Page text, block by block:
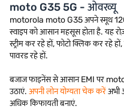
moto G35 5G - ओवरव्यू
motorola moto G35 अपने स्मूथ
स्वाइप को आसान महसूस होता है. यह
स्ट्रीम कर रहे हों, फोटो क्लिक कर रहे
पावरड रहे हों.
बजाज फाइनेंस से आसान EMI पर
उठाएं. अपनी लोन योग्यता चेक करेंअभी
अधिक किफायती बनाएं.